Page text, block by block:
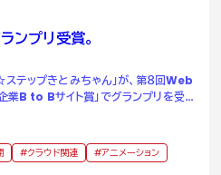
ンプリ受賞。
テップきとみちゃん」が、第８回Web
業B to Bサイト賞」でグランプリを受
クラウド関連 アニメーション